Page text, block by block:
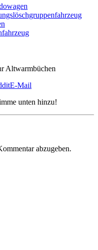
Altwarmbüchen
E-Mail
unten hinzu!
abzugeben.